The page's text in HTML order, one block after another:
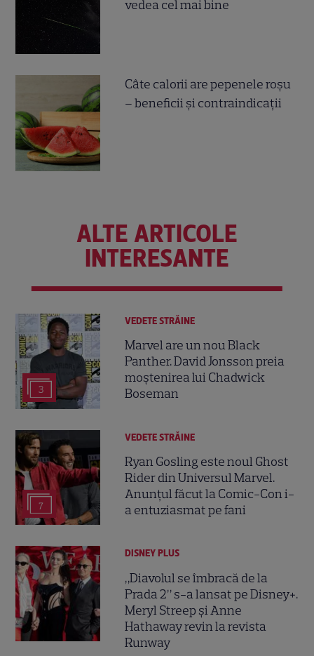
vedea cel mai bine
Câte calorii are pepenele roșu
– beneficii și contraindicații
ALTE ARTICOLE
INTERESANTE
3
VEDETE STRĂINE
Marvel are un nou Black
Panther. David Jonsson preia
moștenirea lui Chadwick
Boseman
7
VEDETE STRĂINE
Ryan Gosling este noul Ghost
Rider din Universul Marvel.
Anunțul făcut la Comic-Con i-
a entuziasmat pe fani
DISNEY PLUS
„Diavolul se îmbracă de la
Prada 2” s-a lansat pe Disney+.
Meryl Streep și Anne
Hathaway revin la revista
Runway